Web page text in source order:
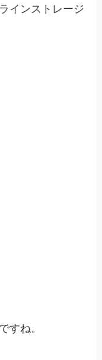
インストレージ
すね。